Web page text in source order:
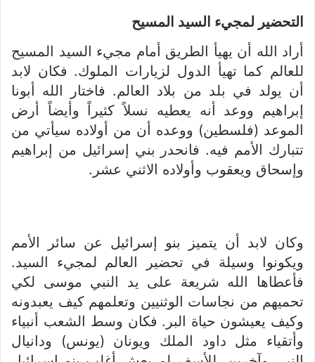
التحضير لمجيء السيد المسيح
أراد الله أن يهيأ الطريق أمام مجيء السيد المسيح
للعالم كما تهيأ الدول لزيارات الملوك. فكان لابد
أن يولد في بلد من بلاد العالم. فاختار الله أبونا
إبراهيم ووعد أنه يعطيه نسلاً كثيراً وأيضاً أرض
الموعد (فلسطين) ووعده أن من أولاده سيأتي من
تتبارك الأمم فيه. فانحدر بني إسرائيل من إبراهيم
وإسحاق ويعقوب وأولاده الاثني عشر.
وكان لابد أن يتميز بنو إسرائيل عن سائر الأمم
ويكونوا وسيلة في تحضير العالم لمجيء السيد.
فأعطاها الله شريعة على يد النبي موسى لكي
تحميهم من نجاسات الوثنيين وتعلمهم كيف يعبدونه
وكيف يعيشون حياة البر. فكان وسط الشعب أنبياء
وأتقياء مثل داود الملك ويونان (يونس) ودانيال